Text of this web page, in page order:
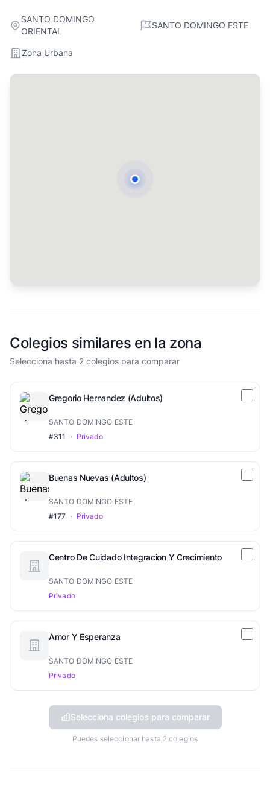
SANTO DOMINGO
ORIENTAL
SANTO DOMINGO ESTE
Zona Urbana
Colegios similares en la zona
Selecciona hasta 2 colegios para comparar
Gregorio Hernandez (Adultos)
SANTO DOMINGO ESTE
#311
· Privado
Buenas Nuevas (Adultos)
SANTO DOMINGO ESTE
#177 · Privado
Centro De Cuidado Integracion Y Crecimiento
SANTO DOMINGO ESTE
Privado
Amor Y Esperanza
SANTO DOMINGO ESTE
Privado
Selecciona colegios para comparar
Puedes seleccionar hasta 2 colegios